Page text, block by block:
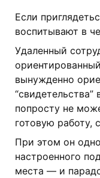
Если
воспитывают в
Удаленный
вынужденно
попросту не
готовую работу,
При этом он
настроенного
места — и